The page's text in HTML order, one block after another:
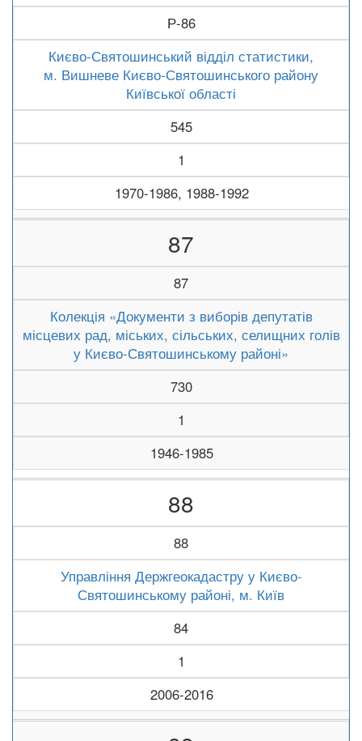
Р-86
Києво-Святошинський відділ статистики,
м. Вишневе Києво-Святошинського району
Київської області
545
1
1970-1986, 1988-1992
87
87
Колекція «Документи з виборів депутатів
місцевих рад, міських, сільських, селищних голів
у Києво-Святошинському районі»
730
1
1946-1985
88
88
Управління Держгеокадастру у Києво-
Святошинському районі, м. Київ
84
1
2006-2016